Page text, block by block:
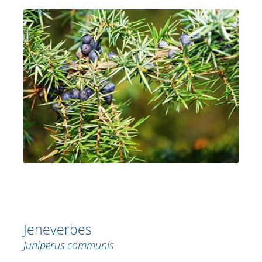
Jeneverbes
Juniperus communis